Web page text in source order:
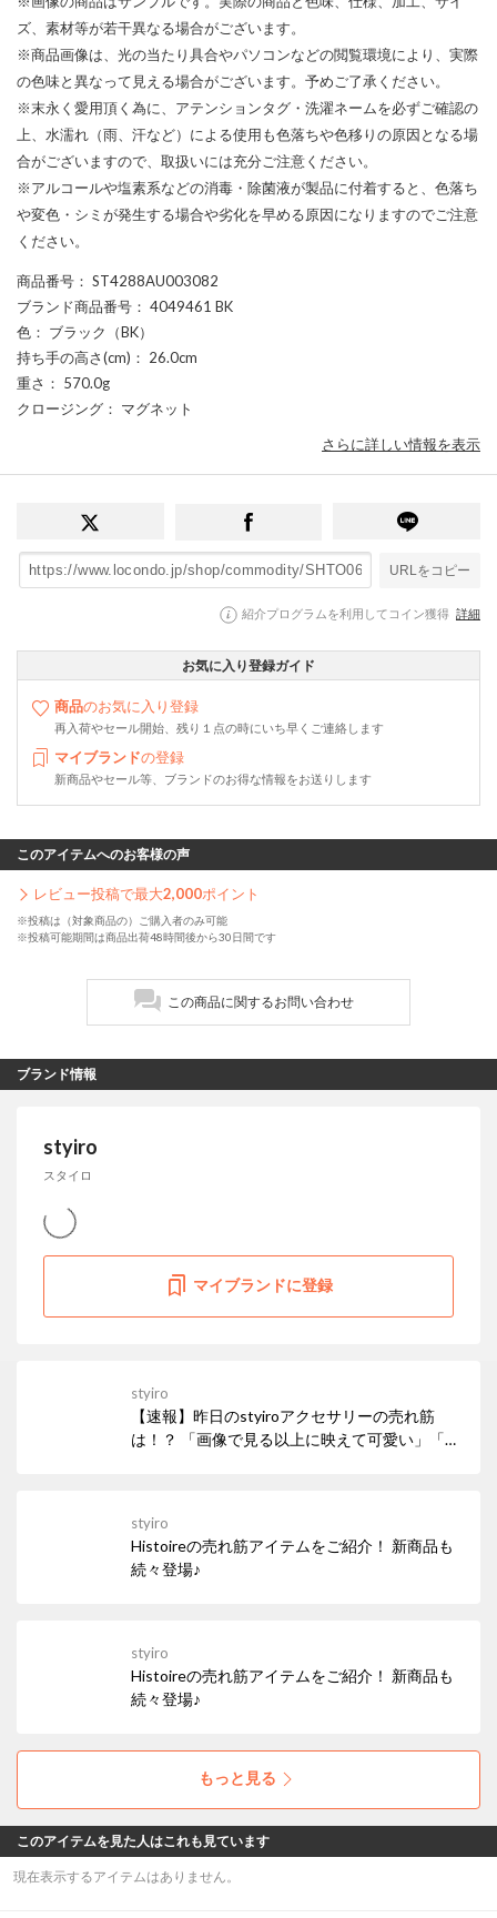
ズ、素材等が若干異なる場合がございます。
※商品画像は、光の当たり具合やパソコンなどの閲覧環境により、実際
の色味と異なって見える場合がございます。予めご了承ください。
※末永く愛用頂く為に、アテンションタグ・洗濯ネームを必ずご確認の
上、水濡れ（雨、汗など）による使用も色落ちや色移りの原因となる場
合がございますので、取扱いには充分ご注意ください。
※アルコールや塩素系などの消毒・除菌液が製品に付着すると、色落ち
や変色・シミが発生する場合や劣化を早める原因になりますのでご注意
ください。
商品番号 ： ST4288AU003082
ブランド商品番号 ： 4049461 BK
色 ： ブラック（BK）
持ち手の高さ(cm) ： 26.0cm
重さ ： 570.0g
クロージング ： マグネット
さらに詳しい情報を表示
URLをコピー
紹介プログラムを利用してコイン獲得 詳細
お気に入り登録ガイド
商品のお気に入り登録
再入荷やセール開始、残り１点の時にいち早くご連絡します
マイブランドの登録
新商品やセール等、ブランドのお得な情報をお送りします
このアイテムへのお客様の声
レビュー投稿で最大2,000ポイント
※投稿は（対象商品の）ご購入者のみ可能
※投稿可能期間は商品出荷48時間後から30日間です
この商品に関するお問い合わせ
ブランド情報
styiro
スタイロ
マイブランドに登録
styiro
【速報】昨日のstyiroアクセサリーの売れ筋
は！？ 「画像で見る以上に映えて可愛い」「お
感を放ってくれます♪
styiro
Histoireの売れ筋アイテムをご紹介！ 新商品も
続々登場♪
styiro
Histoireの売れ筋アイテムをご紹介！ 新商品も
続々登場♪
もっと見る
このアイテムを見た人はこれも見ています
現在表示するアイテムはありません。